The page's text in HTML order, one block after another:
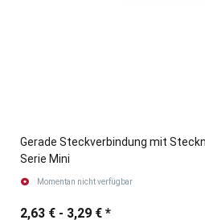
Gerade Steckverbindung mit
Serie Mini
Momentan nicht verfügbar
2,63 € - 3,29 € *